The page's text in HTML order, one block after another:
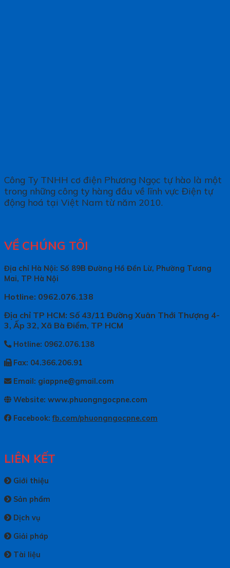
Công Ty TNHH cơ điện Phương Ngọc tự hào là một
trong những công ty hàng đầu về lĩnh vực Điện tự
động hoá tại Việt Nam từ năm 2010.
VỀ CHÚNG TÔI
Địa chỉ Hà Nội: Số 89B Đường Hồ Đền Lừ, Phường Tương
Mai, TP Hà Nội
Hotline: 0962.076.138
Địa chỉ TP HCM: Số 43/11 Đường Xuân Thới Thượng 4-
3, Ấp 32, Xã Bà Điểm, TP HCM
Hotline: 0962.076.138
Fax: 04.366.206.91
Email: giappne@gmail.com
Website: www.phuongngocpne.com
Facebook:fb.com/phuongngocpne.com
LIÊN KẾT
Giới thiệu
Sản phẩm
Dịch vụ
Giải pháp
Tài liệu